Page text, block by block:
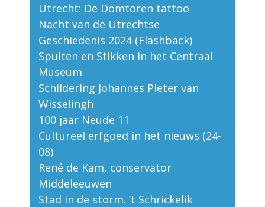
Utrecht: De Domtoren tattoo
Nacht van de Utrechtse
Geschiedenis 2024 (Flashback)
Spuiten en Stikken in het Centraal
Museum
Schildering Johannes Pieter van
Wisselingh
100 jaar Neude 11
Cultureel erfgoed in het nieuws (24-
08)
René de Kam, conservator
Middeleeuwen
Stad in de storm. ’t Schrickelik